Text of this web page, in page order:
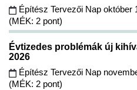
Építész Tervezői Nap október
(MÉK: 2 pont)
Évtizedes problémák új
2026
Építész Tervezői Nap
(MÉK: 2 pont)